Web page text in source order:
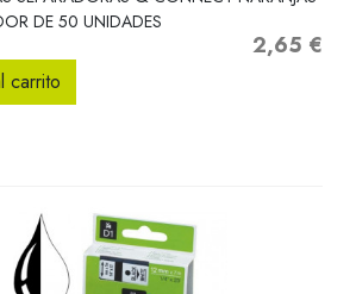
DE 50 UNIDADES
Precio
2,65 €
carrito